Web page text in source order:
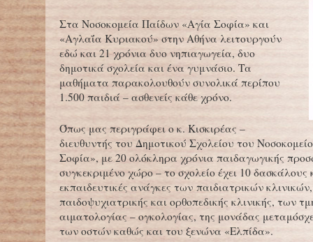
Στα Νοσοκομεία Παίδων «Αγία Σοφία» και
«Αγλαΐα Κυριακού» στην Αθήνα λειτουργούν
εδώ και 21 χρόνια δυο νηπιαγωγεία, δυο
δημοτικά σχολεία και ένα γυμνάσιο. Τα
μαθήματα παρακολουθούν συνολικά περίπου
1.500 παιδιά – ασθενείς κάθε χρόνο.
Όπως μας περιγράφει ο κ. Κισκιρέας –
διευθυντής του Δημοτικού Σχολείου του
Σοφία», με 20 ολόκληρα χρόνια παιδαγωγικής
συγκεκριμένο χώρο – το σχολείο έχει 10 δασκάλους
εκπαιδευτικές ανάγκες των παιδιατρικών
παιδοψυχιατρικής και ορθοπεδικής κλινικής, των
αιματολογίας – ογκολογίας, της μονάδας
των οστών καθώς και του ξενώνα «Ελπίδα».